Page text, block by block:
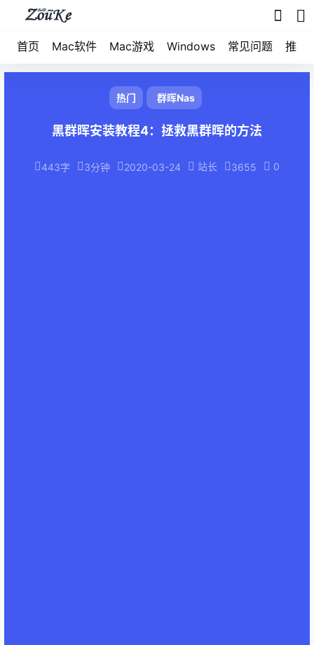
首页 Mac软件 Mac游戏 Windows 常见问题 推荐
热门 群晖Nas
黑群晖安装教程4：拯救黑群晖的方法
443字 3分钟 2020-03-24 站长 3655 0